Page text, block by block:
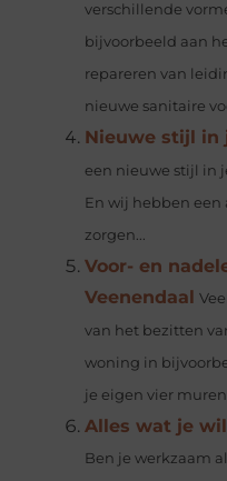
verschillende
bijvoorbeeld aan
repareren van
nieuwe sanitaire
Nieuwe stijl in
een nieuwe stijl in
En wij hebben een
zorgen...
Voor- en
Veenendaal
van het bezitten
woning in
je eigen vier muren
Alles wat je
Ben je werkzaam